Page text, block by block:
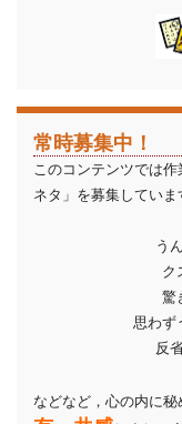
常時募集中！
このコンテンツでは
ネタ」を募集していま
う
ク
驚
思わず
反
などなど，心の内に